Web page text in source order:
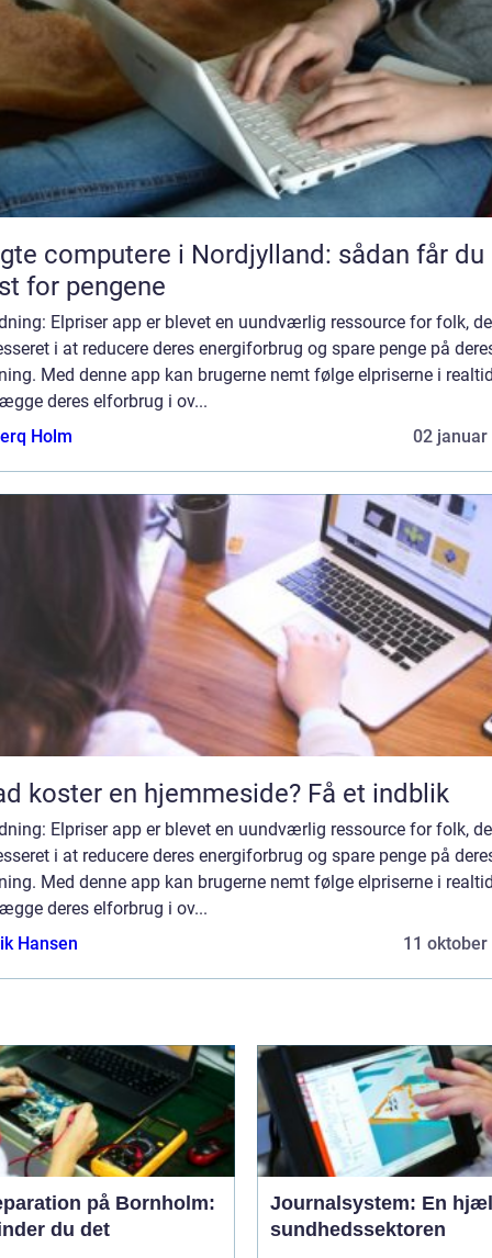
computere i Nordjylland: sådan får du
for pengene
Elpriser app er blevet en uundværlig ressource for folk,
i at reducere deres energiforbrug og spare penge på
Med denne app kan brugerne nemt følge elpriserne i
deres elforbrug i ov...
Holm
02 januar
koster en hjemmeside? Få et indblik
Elpriser app er blevet en uundværlig ressource for folk,
i at reducere deres energiforbrug og spare penge på
Med denne app kan brugerne nemt følge elpriserne i
deres elforbrug i ov...
Hansen
11 oktober
på Bornholm:
du det
Journalsystem: En
sundhedssektoren